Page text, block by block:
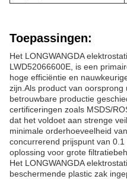
Toepassingen:
Het LONGWANGDA
LWD52066600E, is een
hoge efficiëntie en
zijn.Als product van
betrouwbare productie
certificeringen zoals MSDS/
dat het voldoet aan strenge
minimale orderhoeveelheid
concurrerend prijspunt van
oplossing voor grote
Het LONGWANGDA
beschermende plastic zak